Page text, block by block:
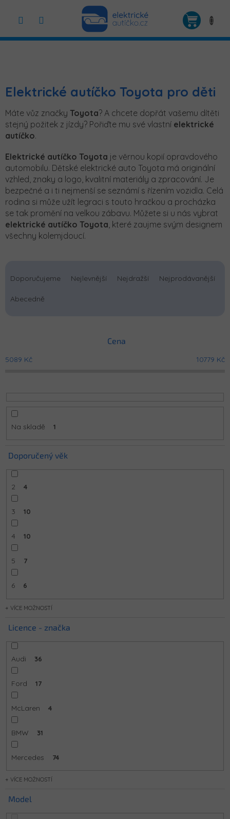
obsah
Elektrické autíčko Toyota pro děti
Máte vůz značky Toyota? A chcete dopřát vašemu dítěti
stejný požitek z jízdy? Pořiďte mu své vlastní elektrické
autíčko.
Elektrické autíčko Toyota je věrnou kopií opravdového
automobilu. Dětské elektrické auto Toyota má originální
vzhled, znaky a logo, kvalitní materiály a zpracování. Je
bezpečné a i ti nejmenší se seznámí s řízením vozidla. Celá
rodina si může užít legraci s touto hračkou a procházka
se tak promění na velkou zábavu. Můžete si u nás vybrat
elektrické autíčko Toyota , které zaujme svým designem
všechny kolemjdoucí.
o
Doporučujeme Nejlevnější Nejdražší Nejprodávanější
Abecedně
Cena
5089 Kč 10779 Kč
Na skladě 1
Doporučený věk
2 4
3 10
4 10
5 7
6 6
MOŽNOSTÍ
Licence - značka
Audi 36
Ford 17
McLaren 4
BMW 31
Mercedes 74
MOŽNOSTÍ
Model